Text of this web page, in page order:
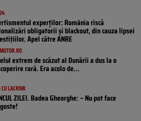
experților: România riscă
obligatorii și blackout, din cauza lipsei
Apel către ANRE
extrem de scăzut al Dunării a dus la o
rară. Era acolo de...
LACRIMI
ZILEI. Badea Gheorghe: – Nu pot face